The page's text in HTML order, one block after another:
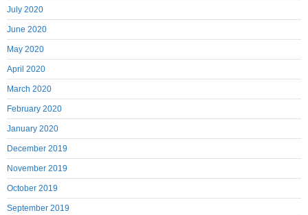
July 2020
June 2020
May 2020
April 2020
March 2020
February 2020
January 2020
December 2019
November 2019
October 2019
September 2019